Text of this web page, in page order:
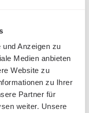
Anzeigen zu
Medien anbieten
Website zu
zu Ihrer
Partner für
weiter. Unsere